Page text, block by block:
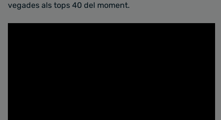
vegades als tops 40 del moment.